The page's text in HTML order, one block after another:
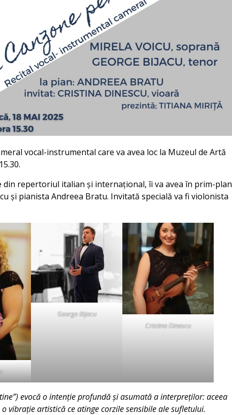
vocal-instrumental care va avea loc la Muzeul de Artă
din repertoriul italian și internațional, îi va avea în prim-plan
și pianista Andreea Bratu. Invitată specială va fi violonista
George Bijacu
Cristina Dinescu
evocă o intenție profundă și asumată a interpreților: aceea
vibrație artistică ce atinge corzile sensibile ale sufletului.